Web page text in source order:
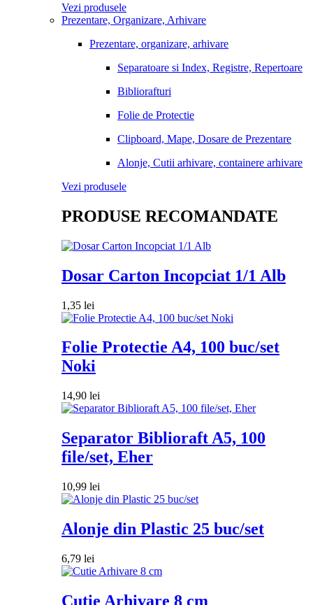
Vezi produsele
Prezentare, Organizare, Arhivare
Prezentare, organizare, arhivare
Separatoare si Index, Registre, Repertoare
Bibliorafturi
Folie de Protectie
Clipboard, Mape, Dosare de Prezentare
Alonje, Cutii arhivare, containere arhivare
Vezi produsele
PRODUSE RECOMANDATE
Dosar Carton Incopciat 1/1 Alb
1,35 lei
Folie Protectie A4, 100 buc/set
Noki
14,90 lei
Separator Biblioraft A5, 100
file/set, Eher
10,99 lei
Alonje din Plastic 25 buc/set
6,79 lei
Cutie Arhivare 8 cm